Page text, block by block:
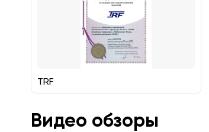
TRF
Видео обзоры